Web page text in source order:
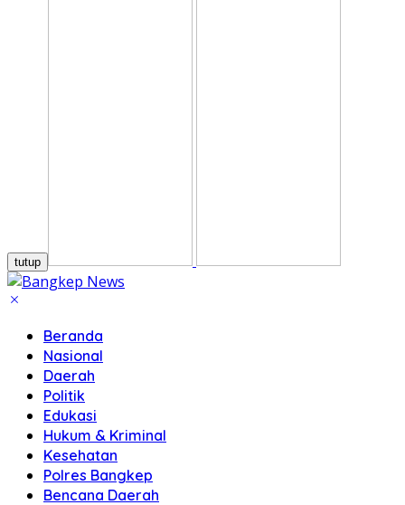
tutup
Beranda
Nasional
Daerah
Politik
Edukasi
Hukum & Kriminal
Kesehatan
Polres Bangkep
Bencana Daerah